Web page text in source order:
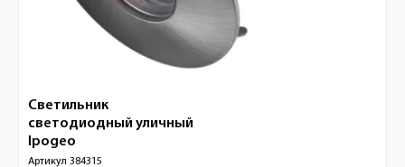
Светильник
светодиодный уличный
Ipogeo
Артикул 384315